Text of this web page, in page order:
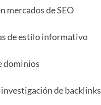
mercados de SEO
de estilo informativo
dominios
investigación de backlinks